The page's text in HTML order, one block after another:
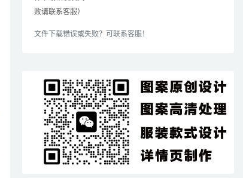
败请联系客服）
文件下载错误或失败？可联系客服！